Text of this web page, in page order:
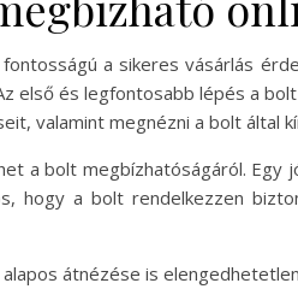
a sikeres vásárlás
első és legfontosabb lépés a
valamint megnézni a bolt
a bolt megbízhatóságáról.
hogy a bolt rendelkezzen
átnézése is